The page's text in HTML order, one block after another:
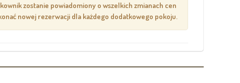
zostanie powiadomiony o wszelkich zmianach cen
nowej rezerwacji dla każdego dodatkowego pokoju.